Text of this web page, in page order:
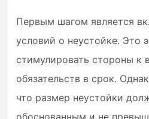
Первым шагом является
условий о неустойке. Это
стимулировать стороны к
обязательств в срок.
что размер неустойки